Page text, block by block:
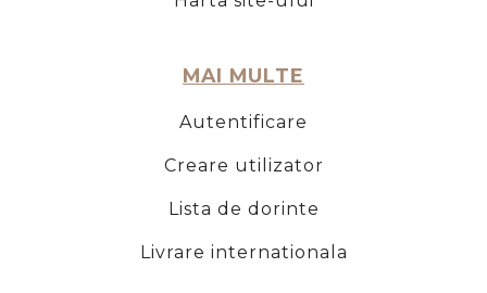
MAI MULTE
Autentificare
Creare utilizator
Lista de dorinte
Livrare internationala